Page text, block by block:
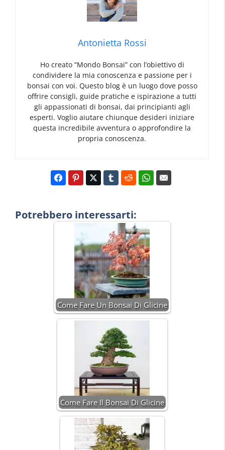
Antonietta Rossi
Ho creato “Mondo Bonsai” con l’obiettivo di
condividere la mia conoscenza e passione per i
bonsai con voi. Questo blog è un luogo dove posso
offrire consigli, guide pratiche e ispirazione a tutti
gli appassionati di bonsai, dai principianti agli
esperti. Voglio aiutare chiunque desideri iniziare
questa incredibile avventura o approfondire la
propria conoscenza.
Potrebbero interessarti:
Come Fare Un Bonsai Di Glicine
Come Fare Il Bonsai Di Glicine